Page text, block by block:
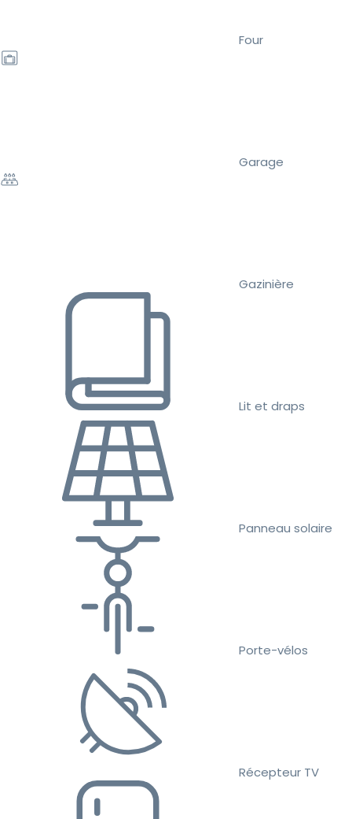
Four
Garage
Gazinière
Lit et draps
Panneau solaire
Porte-vélos
Récepteur TV